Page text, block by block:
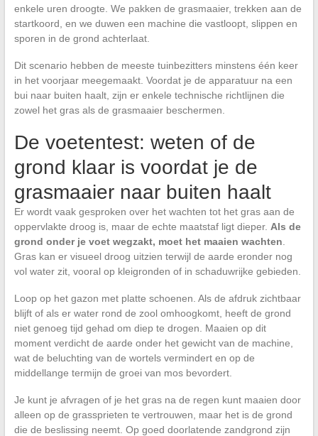
enkele uren droogte. We pakken de grasmaaier, trekken aan de
startkoord, en we duwen een machine die vastloopt, slippen en
sporen in de grond achterlaat.
Dit scenario hebben de meeste tuinbezitters minstens één keer
in het voorjaar meegemaakt. Voordat je de apparatuur na een
bui naar buiten haalt, zijn er enkele technische richtlijnen die
zowel het gras als de grasmaaier beschermen.
De voetentest: weten of de
grond klaar is voordat je de
grasmaaier naar buiten haalt
Er wordt vaak gesproken over het wachten tot het gras aan de
oppervlakte droog is, maar de echte maatstaf ligt dieper. Als de
grond onder je voet wegzakt, moet het maaien wachten
Gras kan er visueel droog uitzien terwijl de aarde eronder nog
vol water zit, vooral op kleigronden of in schaduwrijke gebieden.
Loop op het gazon met platte schoenen. Als de afdruk zichtbaar
blijft of als er water rond de zool omhoogkomt, heeft de grond
niet genoeg tijd gehad om diep te drogen. Maaien op dit
moment verdicht de aarde onder het gewicht van de machine,
wat de beluchting van de wortels vermindert en op de
middellange termijn de groei van mos bevordert.
Je kunt je afvragen of je het gras na de regen kunt maaien door
alleen op de grassprieten te vertrouwen, maar het is de grond
die de beslissing neemt. Op goed doorlatende zandgrond zijn